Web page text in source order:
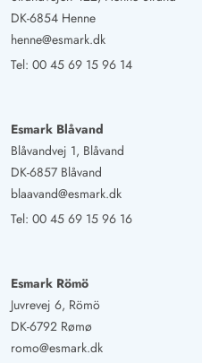
DK-6854 Henne
henne@esmark.dk
Tel: 00 45 69 15 96 14
Esmark Blåvand
Blåvandvej 1, Blåvand
DK-6857 Blåvand
blaavand@esmark.dk
Tel: 00 45 69 15 96 16
Esmark Römö
Juvrevej 6, Römö
DK-6792 Rømø
romo@esmark.dk